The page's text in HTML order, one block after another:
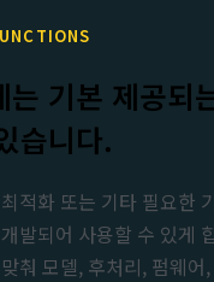
는 기본 제공되
습니다.
적화 또는 기타 필요한
발되어 사용할 수 있게
춰 모델, 후처리, 펌웨어